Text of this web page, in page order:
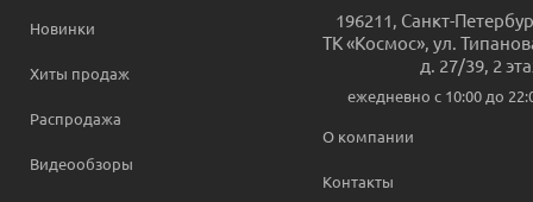
Новинки
Хиты продаж
Распродажа
Видеообзоры
196211, Санкт-
ТК «Космос», ул.
д. 27/39, 2
ежедневно c 10:00 до
О компании
Контакты